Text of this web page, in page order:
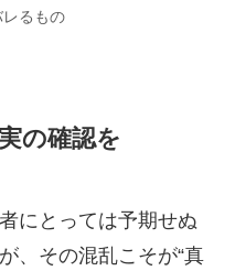
るもの
の確認を
にとっては予期せぬ
、その混乱こそが“真